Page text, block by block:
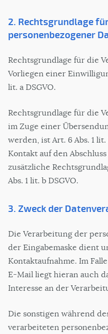
2. Rechtsgrundlage
personenbezogener
Rechtsgrundlage für die
Vorliegen einer
lit. a DSGVO.
Rechtsgrundlage für die
im Zuge einer
werden, ist Art. 6 Abs. 1
Kontakt auf den
zusätzliche
Abs. 1 lit. b DSGVO.
3. Zweck der
Die Verarbeitung der
der Eingabemaske dient
Kontaktaufnahme. Im
E-Mail liegt hieran auch
Interesse an der
Die sonstigen während
verarbeiteten